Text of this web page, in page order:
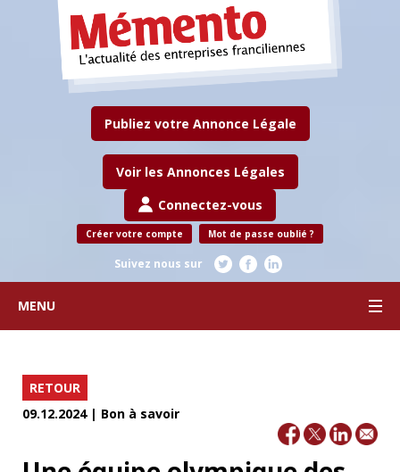
Publiez votre Annonce Légale
Voir les Annonces Légales
Connectez-vous
Créer votre compte Mot de passe oublié ?
Suivez nous sur
MENU
RETOUR
09.12.2024 | Bon à savoir